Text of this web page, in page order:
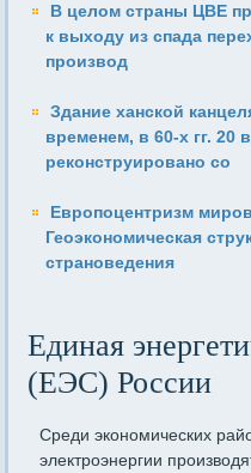
В целом страны ЦВЕ
к выходу из спада
производ
Здание ханской
временем, в 60-х гг.
реконструировано со
Европоцентризм
Геоэкономическая
страноведения
Единая
(ЕЭС) России
Среди экономических
электроэнергии